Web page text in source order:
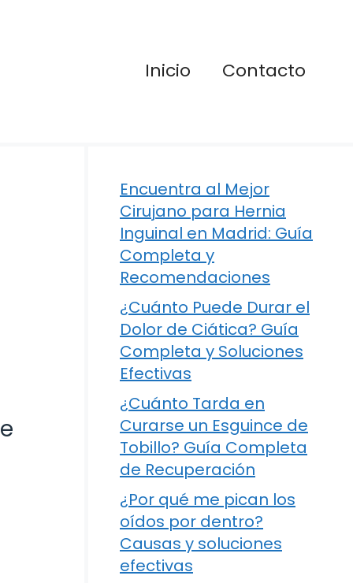
Inicio Contacto
Encuentra al Mejor
Cirujano para Hernia
Inguinal en Madrid: Guía
Completa y
Recomendaciones
¿Cuánto Puede Durar el
Dolor de Ciática? Guía
Completa y Soluciones
Efectivas
¿Cuánto Tarda en
Curarse un Esguince de
Tobillo? Guía Completa
de Recuperación
¿Por qué me pican los
oídos por dentro?
Causas y soluciones
efectivas